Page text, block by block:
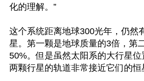
化的理解。”
这个系统距离地球300光年，仍然
星。第一颗是地球质量的3倍，第
50%。但是虽然太阳系的大行星
两颗行星的轨道非常接近它们的恒